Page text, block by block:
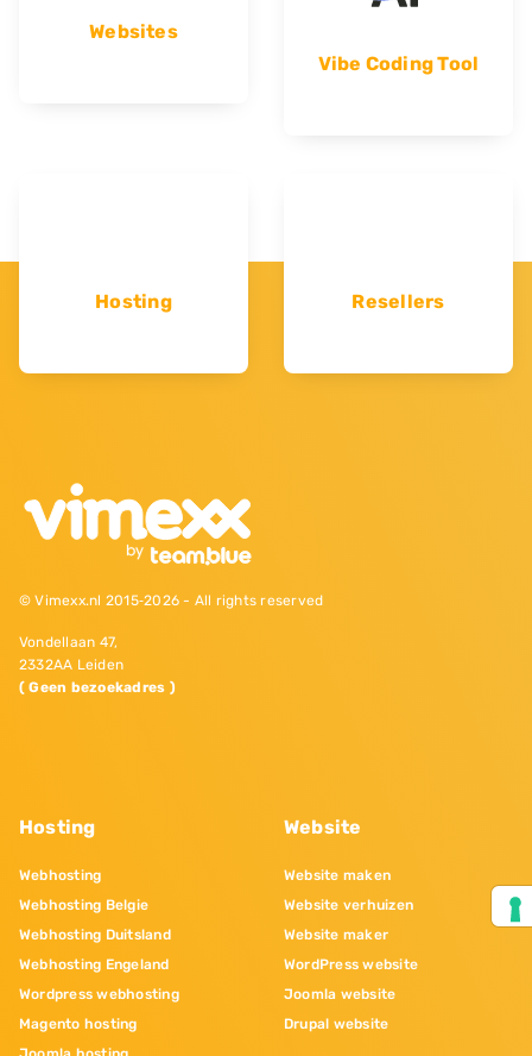
Websites
Vibe Coding Tool
Hosting Resellers
© Vimexx.nl 2015‐2026 - All rights reserved
Vondellaan 47,
2332AA Leiden
( Geen bezoekadres )
Hosting
Webhosting
Webhosting Belgie
Webhosting Duitsland
Webhosting Engeland
Wordpress webhosting
Magento hosting
Website
Website maken
Website verhuizen
Website maker
WordPress website
Joomla website
Drupal website